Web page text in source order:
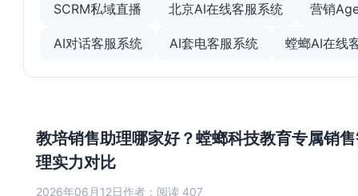
教培销售助理哪家好？螳螂科技教育专属销
理实力对比
2026年06月12日作者： 阅读 407
SCRM私域直播 北京AI在线客服系统 营销
AI对话客服系统 AI套电客服系统 螳螂AI在线